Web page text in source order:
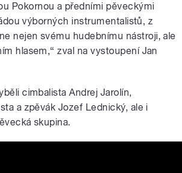
Pokornou a předními pěveckými
výborných instrumentalistů, z
nejen svému hudebnímu nástroji, ale
hlasem,“ zval na vystoupení Jan
cimbalista Andrej Jarolín,
a zpěvák Jozef Lednický, ale i
skupina.